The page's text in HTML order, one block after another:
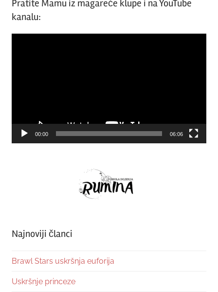
Pratite Mamu iz magareće klupe i na YouTube
kanalu:
00:00 06:06
Najnoviji članci
Brawl Stars uskršnja euforija
Uskršnje princeze